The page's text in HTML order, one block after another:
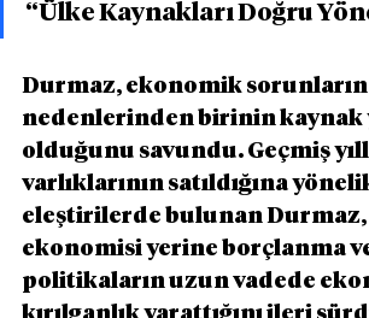
“Ülke Kaynakları Doğru
Durmaz, ekonomik
nedenlerinden birinin kaynak
olduğunu savundu. Geçmiş
varlıklarının satıldığına
eleştirilerde bulunan
ekonomisi yerine borçlanma ve
politikaların uzun vadede